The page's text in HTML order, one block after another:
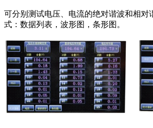
可分别测试电压、电流的绝对谐波和相对
式：数据列表，波形图，条形图。